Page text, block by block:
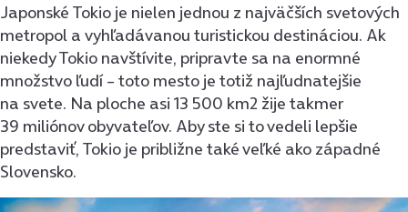
Japonské Tokio je nielen jednou z najväčších svetových
metropol a vyhľadávanou turistickou destináciou. Ak
niekedy Tokio navštívite, pripravte sa na enormné
množstvo ľudí – toto mesto je totiž najľudnatejšie
na svete. Na ploche asi 13 500 km2 žije takmer
39 miliónov obyvateľov. Aby ste si to vedeli lepšie
predstaviť, Tokio je približne také veľké ako západné
Slovensko.